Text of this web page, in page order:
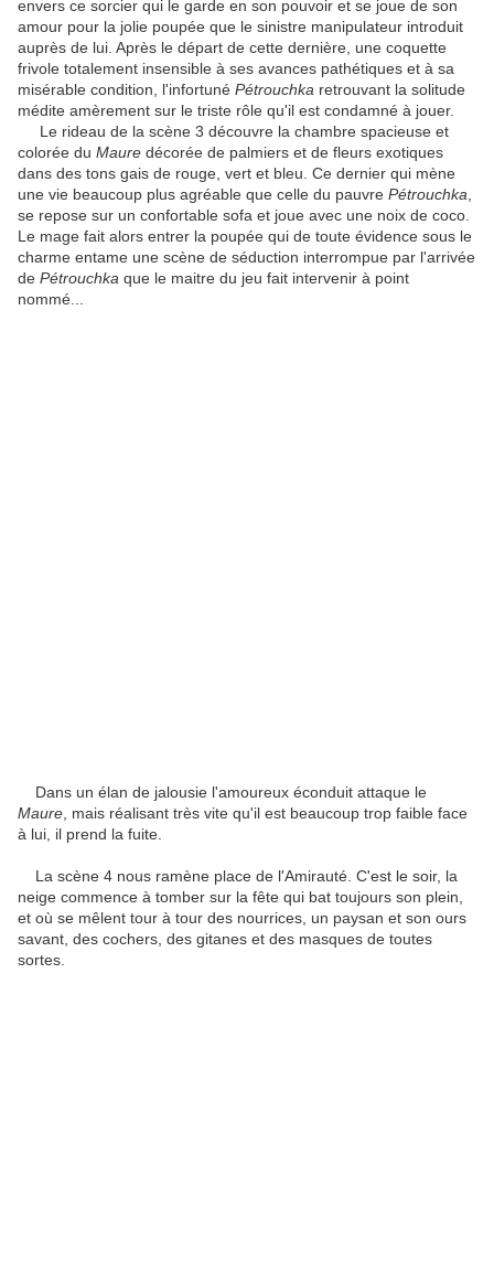
envers ce sorcier qui le garde en son pouvoir et se joue de son
amour pour la jolie poupée que le sinistre manipulateur introduit
auprès de lui. Après le départ de cette dernière, une coquette
frivole totalement insensible à ses avances pathétiques et à sa
misérable condition, l'infortuné Pétrouchka retrouvant la solitude
médite amèrement sur le triste rôle qu'il est condamné à jouer.
Le rideau de la scène 3 découvre la chambre spacieuse et
colorée du Maure décorée de palmiers et de fleurs exotiques
dans des tons gais de rouge, vert et bleu. Ce dernier qui mène
une vie beaucoup plus agréable que celle du pauvre Pétrouchka
se repose sur un confortable sofa et joue avec une noix de coco.
Le mage fait alors entrer la poupée qui de toute évidence sous le
charme entame une scène de séduction interrompue par l'arrivée
de Pétrouchka que le maitre du jeu fait intervenir à point
nommé...
Dans un élan de jalousie l'amoureux éconduit attaque le
Maure , mais réalisant très vite qu'il est beaucoup trop faible face
à lui, il prend la fuite.
La scène 4 nous ramène place de l'Amirauté. C'est le soir, la
neige commence à tomber sur la fête qui bat toujours son plein,
et où se mêlent tour à tour des nourrices, un paysan et son ours
savant, des cochers, des gitanes et des masques de toutes
sortes.